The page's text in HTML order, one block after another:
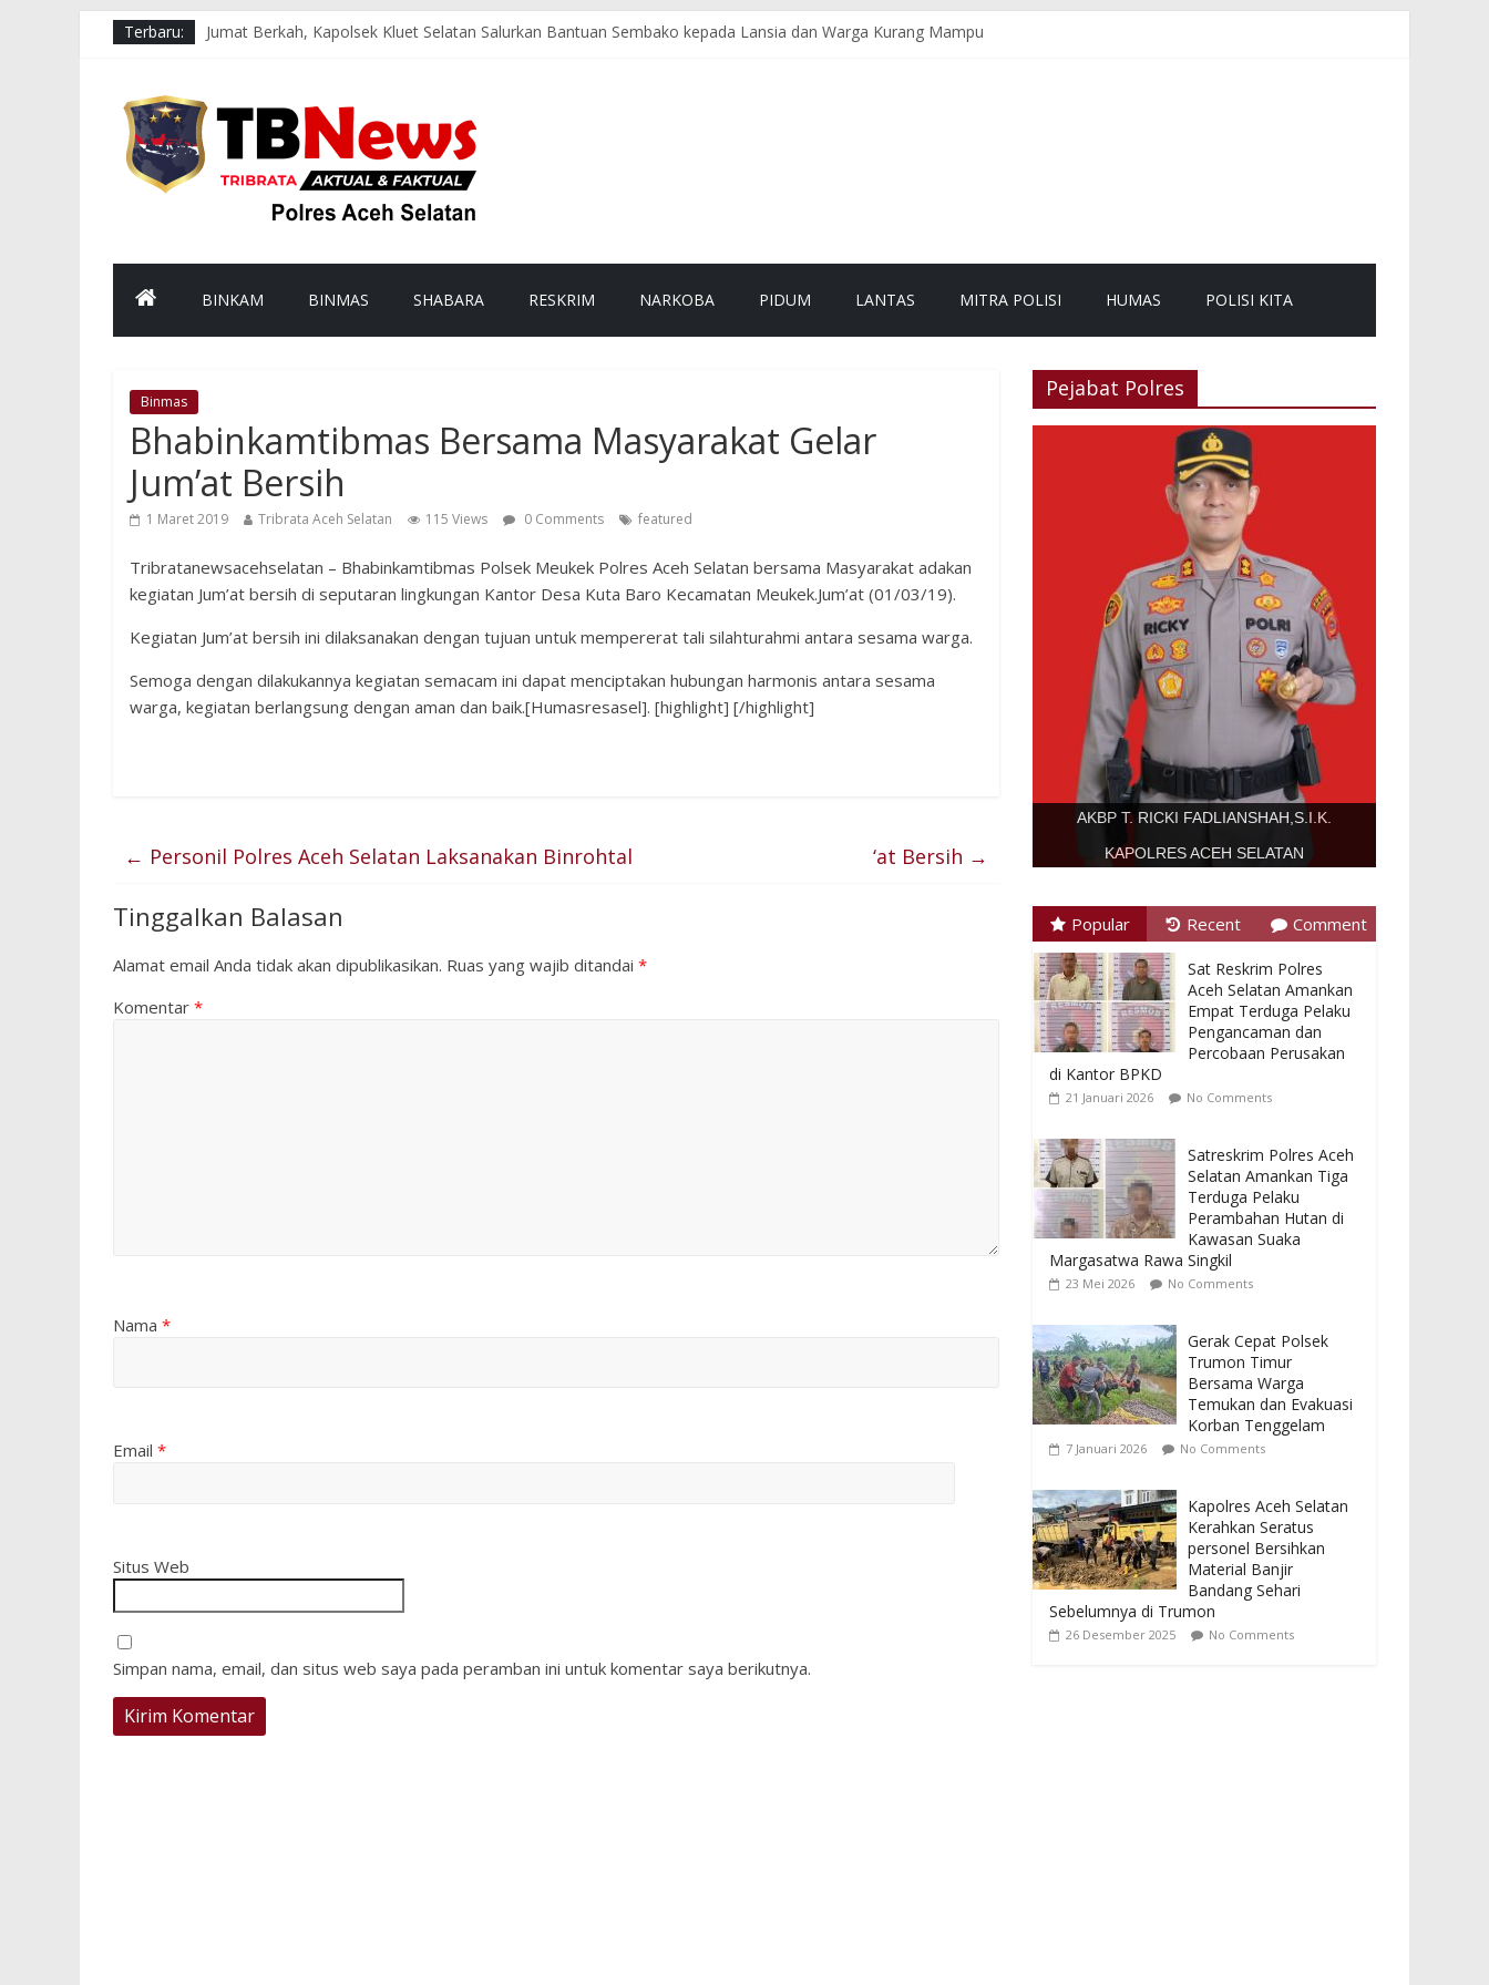
Terbaru:
Jumat Berkah, Kapolsek Kluet Selatan Salurkan Bantuan Sembako kepada Lansia dan Warga Kurang Mampu
Strong Point Pagi di Depan Sekolah, Polsek Samadua Hadir Jaga Keselamatan dan Kelancaran Lalu Lintas
Hadir di Tengah Masyarakat, Patroli Malam Polsek Tapaktuan Perkuat Harkamtibmas di Wilayah Rawan
BINKAM BINMAS SHABARA RESKRIM NARKOBA PIDUM LANTAS MITRA POLISI HUMAS POLISI KITA
Binmas
Bhabinkamtibmas Bersama Masyarakat Gelar
Jum’at Bersih
1 Maret 2019 Tribrata Aceh Selatan 115 Views 0 Comments featured
Tribratanewsacehselatan – Bhabinkamtibmas Polsek Meukek Polres Aceh Selatan bersama Masyarakat adakan
kegiatan Jum’at bersih di seputaran lingkungan Kantor Desa Kuta Baro Kecamatan Meukek.Jum’at (01/03/19).
Kegiatan Jum’at bersih ini dilaksanakan dengan tujuan untuk mempererat tali silahturahmi antara sesama warga.
Semoga dengan dilakukannya kegiatan semacam ini dapat menciptakan hubungan harmonis antara sesama
warga, kegiatan berlangsung dengan aman dan baik.[Humasresasel]. [highlight] [/highlight]
← Personil Polres Aceh Selatan Laksanakan Binrohtal ‘at Bersih →
Tinggalkan Balasan
Alamat email Anda tidak akan dipublikasikan. Ruas yang wajib ditandai *
Komentar *
Nama *
Email *
Situs Web
Simpan nama, email, dan situs web saya pada peramban ini untuk komentar saya berikutnya.
Pejabat Polres
AKBP T. RICKI FADLIANSHAH,S.I.K.
KAPOLRES ACEH SELATAN
Popular Recent Comment
Sat Reskrim Polres
Aceh Selatan Amankan
Empat Terduga Pelaku
Pengancaman dan
Percobaan Perusakan
di Kantor BPKD
21 Januari 2026 No Comments
Satreskrim Polres Aceh
Selatan Amankan Tiga
Terduga Pelaku
Perambahan Hutan di
Kawasan Suaka
Margasatwa Rawa Singkil
23 Mei 2026 No Comments
Gerak Cepat Polsek
Trumon Timur
Bersama Warga
Temukan dan Evakuasi
Korban Tenggelam
7 Januari 2026 No Comments
Kapolres Aceh Selatan
Kerahkan Seratus
personel Bersihkan
Material Banjir
Bandang Sehari
Sebelumnya di Trumon
26 Desember 2025 No Comments